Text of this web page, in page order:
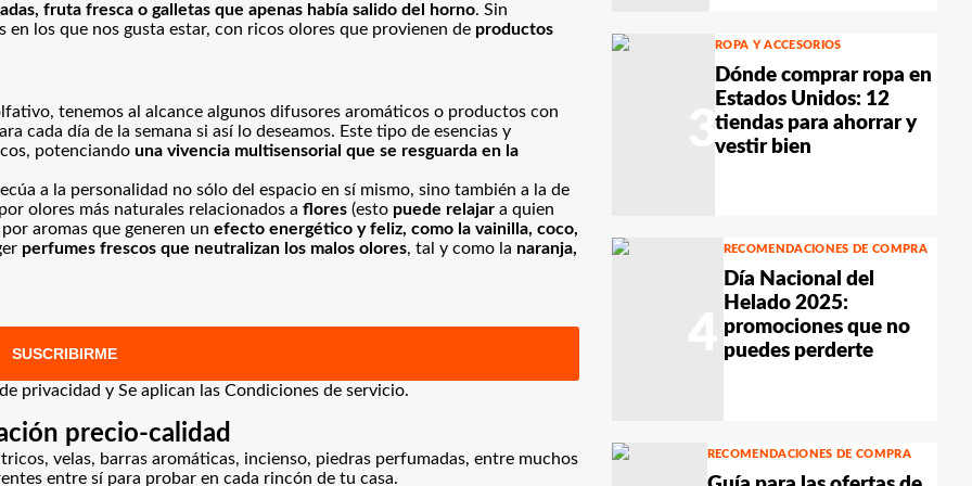
fruta fresca o galletas que apenas había salido del horno. Sin
los que nos gusta estar, con ricos olores que provienen de productos
tenemos al alcance algunos difusores aromáticos o productos con
cada día de la semana si así lo deseamos. Este tipo de esencias y
potenciando una vivencia multisensorial que se resguarda en la
a la personalidad no sólo del espacio en sí mismo, sino también a la de
olores más naturales relacionados a flores (esto puede relajar a quien
aromas que generen un efecto energético y feliz, como la vainilla, coco,
perfumes frescos que neutralizan los malos olores, tal y como la naranja,
SUSCRIBIRME
privacidad y Se aplican las Condiciones de servicio.
precio-calidad
velas, barras aromáticas, incienso, piedras perfumadas, entre muchos
entre sí para probar en cada rincón de tu casa.
3
ROPA Y ACCESORIOS
Dónde comprar ropa en
Estados Unidos: 12
tiendas para ahorrar y
vestir bien
RECOMENDACIONES DE COMPRA
Día Nacional del
Helado 2025:
promociones que no
puedes perderte
RECOMENDACIONES DE COMPRA